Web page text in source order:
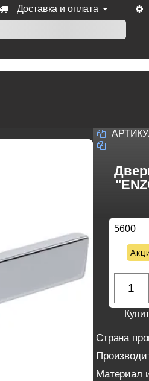
Доставка и оплата
Extreza, Melodia, Forme при
5600
Страна
Материал